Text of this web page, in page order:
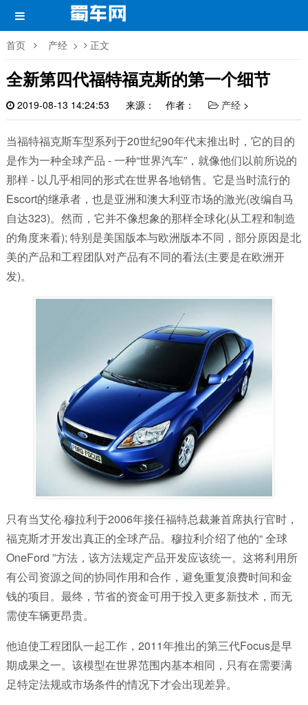
首页 产经 > 正文
全新第四代福特福克斯的第一个细节
2019-08-13 14:24:53 来源： 作者： 产经>
当福特福克斯车型系列于20世纪90年代末推出时，它的目的
是作为一种全球产品 - 一种“世界汽车”，就像他们以前所说的
那样 - 以几乎相同的形式在世界各地销售。它是当时流行的
Escort的继承者，也是亚洲和澳大利亚市场的激光(改编自马
自达323)。然而，它并不像想象的那样全球化(从工程和制造
的角度来看); 特别是美国版本与欧洲版本不同，部分原因是北
美的产品和工程团队对产品有不同的看法(主要是在欧洲开
发)。
只有当艾伦·穆拉利于2006年接任福特总裁兼首席执行官时，
福克斯才开发出真正的全球产品。穆拉利介绍了他的“ 全球
OneFord ”方法，该方法规定产品开发应该统一。这将利用所
有公司资源之间的协同作用和合作，避免重复浪费时间和金
钱的项目。最终，节省的资金可用于投入更多新技术，而无
需使车辆更昂贵。
他迫使工程团队一起工作，2011年推出的第三代Focus是早
期成果之一。该模型在世界范围内基本相同，只有在需要满
足特定法规或市场条件的情况下才会出现差异。